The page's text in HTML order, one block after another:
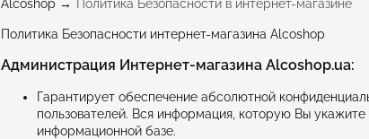
Alcoshop Политика Безопасности в интернет-магазине
Политика Безопасности интернет-магазина Alcoshop
Администрация Интернет-магазина Alcoshop.ua:
Гарантирует обеспечение абсолютной
пользователей. Вся информация, которую Вы
информационной базе.